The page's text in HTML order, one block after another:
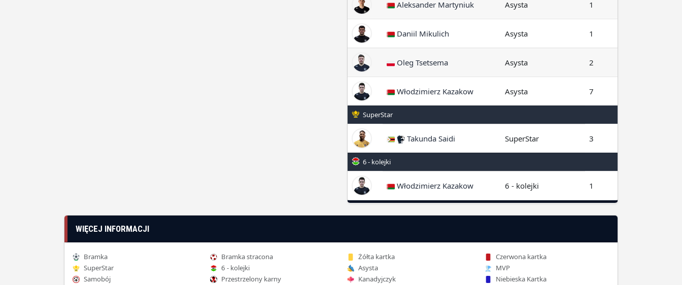
Aleksander Martyniuk Asysta 1
Daniil Mikulich Asysta 1
Oleg Tsetsema Asysta 2
Włodzimierz Kazakow Asysta 7
SuperStar
Takunda Saidi SuperStar 3
6 - kolejki
Włodzimierz Kazakow 6 - kolejki 1
WIĘCEJ INFORMACJI
Bramka Bramka stracona Żółta kartka
Czerwona kartka
SuperStar
6 - kolejki Asysta
MVP
Samobój
Przestrzelony karny Kanadyjczyk
Niebieska Kartka